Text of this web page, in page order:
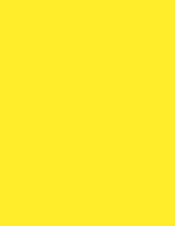
Sì, generalmente lo è. I
variare da zero a diverse
importo viene pagato a
include la quota di
costi di legislazione.
adozioni nazionali:
straniero può essere più